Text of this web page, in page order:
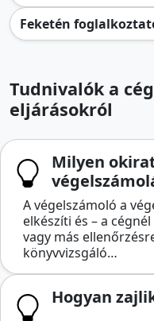
Feketén
Tudnivalók a
eljárásokról
Milyen
A végelszámoló a
elkészíti és – a
vagy más
könyvvizsgáló…
Hogyan